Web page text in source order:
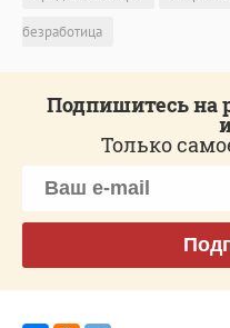
безработица
Подпишитесь на
Только